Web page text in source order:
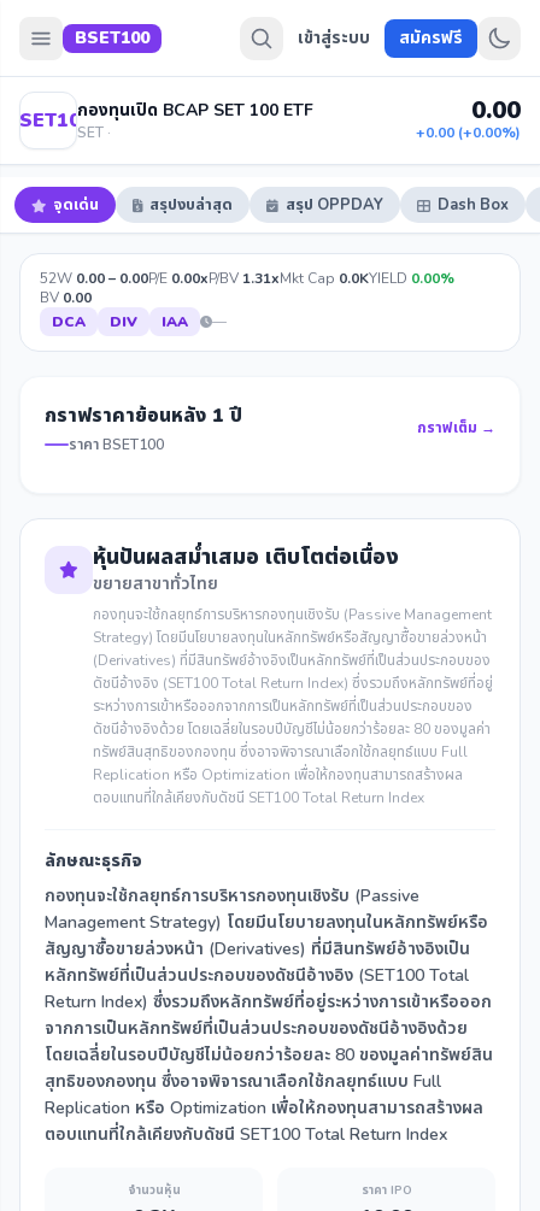
BSET100 เข้าสู่ระบบ สมัครฟรี
BSET100กองทุนเปิด BCAP SET 100 ETF
SET ·
0.00
+0.00 (+0.00%)
จุดเด่น สรุปงบล่าสุด สรุป OPPDAY Dash Box
52W 0.00 – 0.00P/E 0.00xP/BV 1.31xMkt Cap 0.0KYIELD 0.00%
BV 0.00
DCA
DIV IAA —
กราฟราคาย้อนหลัง 1 ปี
ราคา BSET100
กราฟเต็ม →
หุ้นปันผลสม่ำเสมอ เติบโตต่อเนื่อง
ขยายสาขาทั่วไทย
กองทุนจะใช้กลยุทธ์การบริหารกองทุนเชิงรับ (Passive Management
Strategy) โดยมีนโยบายลงทุนในหลักทรัพย์หรือสัญญาซื้อขายล่วงหน้า
(Derivatives) ที่มีสินทรัพย์อ้างอิงเป็นหลักทรัพย์ที่เป็นส่วนประกอบของ
ดัชนีอ้างอิง (SET100 Total Return Index) ซึ่งรวมถึงหลักทรัพย์ที่อยู่
ระหว่างการเข้าหรือออกจากการเป็นหลักทรัพย์ที่เป็นส่วนประกอบของ
ดัชนีอ้างอิงด้วย โดยเฉลี่ยในรอบปีบัญชีไม่น้อยกว่าร้อยละ 80 ของมูลค่า
ทรัพย์สินสุทธิของกองทุน ซึ่งอาจพิจารณาเลือกใช้กลยุทธ์แบบ Full
Replication หรือ Optimization เพื่อให้กองทุนสามารถสร้างผล
ตอบแทนที่ใกล้เคียงกับดัชนี SET100 Total Return Index
ลักษณะธุรกิจ
กองทุนจะใช้กลยุทธ์การบริหารกองทุนเชิงรับ (Passive
Management Strategy) โดยมีนโยบายลงทุนในหลักทรัพย์หรือ
สัญญาซื้อขายล่วงหน้า (Derivatives) ที่มีสินทรัพย์อ้างอิงเป็น
หลักทรัพย์ที่เป็นส่วนประกอบของดัชนีอ้างอิง (SET100 Total
Return Index) ซึ่งรวมถึงหลักทรัพย์ที่อยู่ระหว่างการเข้าหรือออก
จากการเป็นหลักทรัพย์ที่เป็นส่วนประกอบของดัชนีอ้างอิงด้วย
โดยเฉลี่ยในรอบปีบัญชีไม่น้อยกว่าร้อยละ 80 ของมูลค่าทรัพย์สิน
สุทธิของกองทุน ซึ่งอาจพิจารณาเลือกใช้กลยุทธ์แบบ Full
Replication หรือ Optimization เพื่อให้กองทุนสามารถสร้างผล
ตอบแทนที่ใกล้เคียงกับดัชนี SET100 Total Return Index
จำนวนหุ้น ราคา IPO